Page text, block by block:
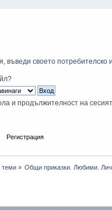
въведи своето потребителско
?
и продължителност на
Регистрация
теми» Общи приказки. Любими.